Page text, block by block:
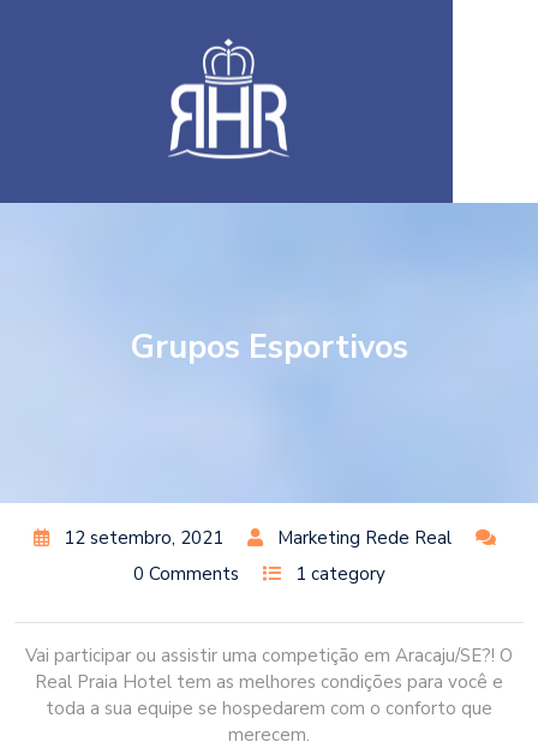
Grupos Esportivos
12 setembro, 2021
Marketing Rede Real
0 Comments
1 category
Vai participar ou assistir uma competição em Aracaju/SE?! O
Real Praia Hotel tem as melhores condições para você e
toda a sua equipe se hospedarem com o conforto que
merecem.